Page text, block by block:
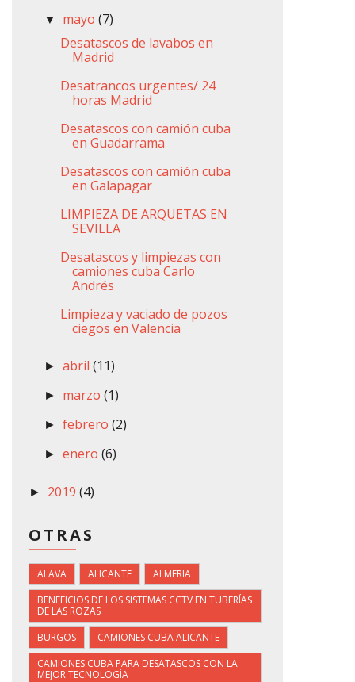
▼ mayo(7)
Desatascos de lavabos en
Madrid
Desatrancos urgentes/ 24
horas Madrid
Desatascos con camión cuba
en Guadarrama
Desatascos con camión cuba
en Galapagar
LIMPIEZA DE ARQUETAS EN
SEVILLA
Desatascos y limpiezas con
camiones cuba Carlo
Andrés
Limpieza y vaciado de pozos
ciegos en Valencia
►abril(11)
► marzo(1)
►febrero(2)
►enero(6)
► 2019 (4)
OTRAS
ALAVA ALICANTE
ALMERIA
BENEFICIOS DE LOS SISTEMAS CCTV EN TUBERÍAS
DE LAS ROZAS
BURGOS
CAMIONES CUBA ALICANTE
CAMIONES CUBA PARA DESATASCOS CON LA
MEJOR TECNOLOGÍA